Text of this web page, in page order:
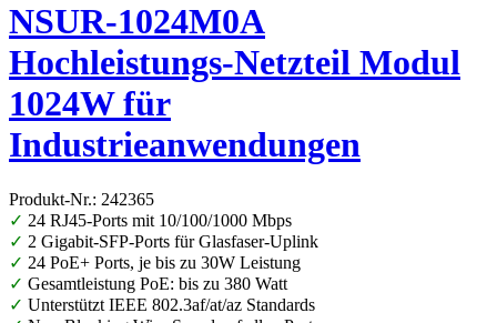
NSUR-1024M0A
Hochleistungs-Netzteil Modul
1024W für
Industrieanwendungen
Produkt-Nr.: 242365
✓ 24 RJ45-Ports mit 10/100/1000 Mbps
✓ 2 Gigabit-SFP-Ports für Glasfaser-Uplink
✓ 24 PoE+ Ports, je bis zu 30W Leistung
✓ Gesamtleistung PoE: bis zu 380 Watt
✓ Unterstützt IEEE 802.3af/at/az Standards